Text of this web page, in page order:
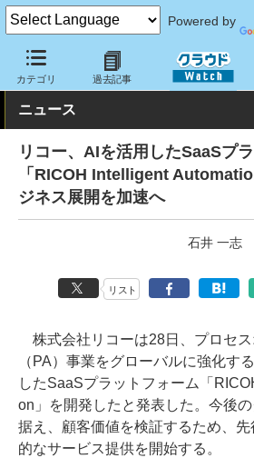
Powered by
カテゴリ 過去記事
クラウド Watch サービス・ソフト サ
ニュース
リコー、AIを活用したSaaSプ
「RICOH Intelligent
ジネス展開を加速へ
石井 一志
リスト
株式会社リコーは28日、プロセ
（PA）事業をグローバルに強化す
したSaaSプラットフォーム「
on」を開発したと発表した。今後
据え、顧客価値を検証するため、
的なサービス提供を開始する。